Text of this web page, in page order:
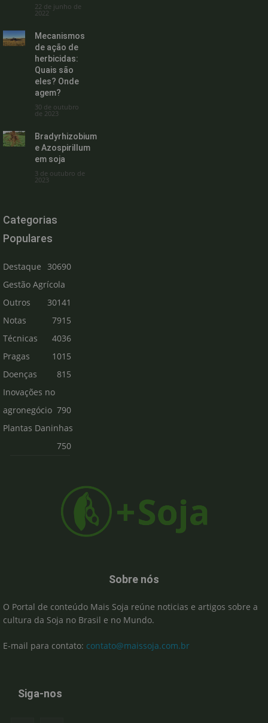
22 de junho de
2022
Mecanismos
de ação de
herbicidas:
Quais são
eles? Onde
agem?
30 de outubro
de 2023
Bradyrhizobium
e Azospirillum
em soja
3 de outubro de
2023
Categorias
Populares
Destaque
30690
Gestão Agrícola
30141
Outros
7915
Notas
Técnicas
4036
Pragas
1015
Doenças
815
Inovações no
agronegócio 790
Plantas Daninhas
750
Sobre nós
O Portal de conteúdo Mais Soja reúne noticias e artigos sobre a
cultura da Soja no Brasil e no Mundo.
E-mail para contato: contato@maissoja.com.br
Siga-nos